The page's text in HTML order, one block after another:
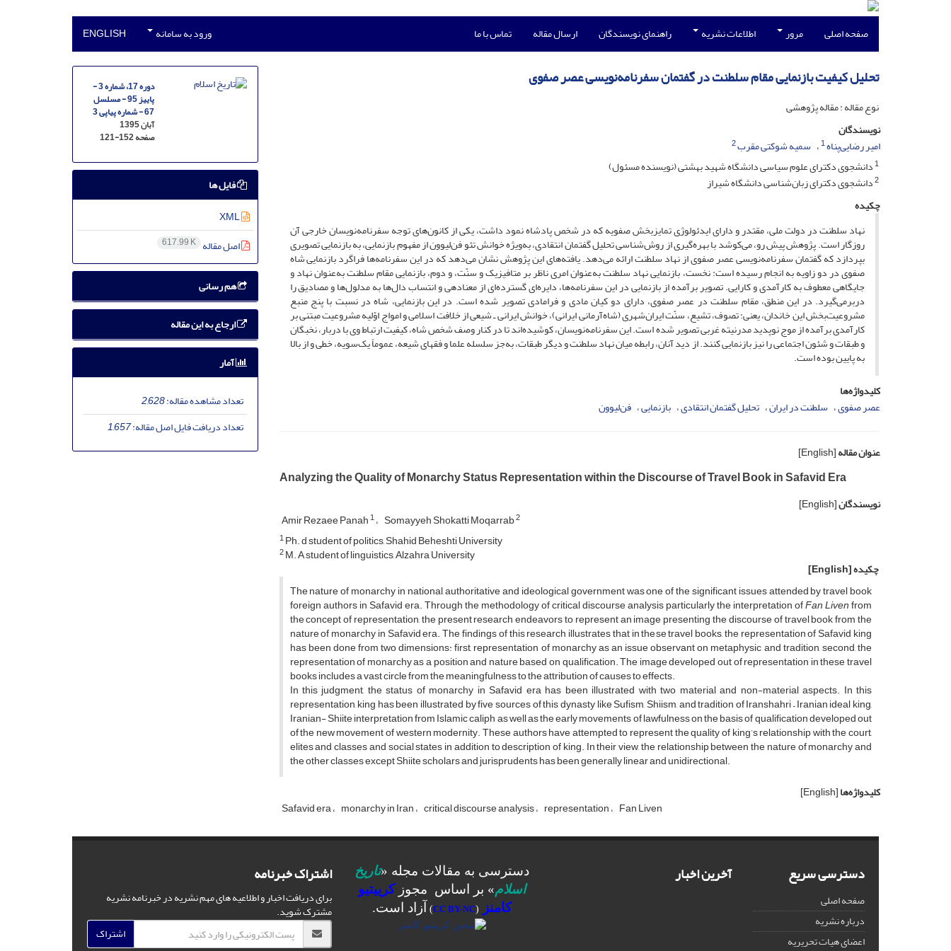
صفحه اصلی مرور اطلاعات نشریه راهنمای نویسندگان ارسال مقاله تماس با ما ورود به سامانه ENGLISH
تحلیل کیفیت بازنمایی مقام سلطنت در گفتمان سفرنامه‌نویسی عصر صفوی
نوع مقاله : مقاله پژوهشی
نویسندگان
امیر رضایی‌پناه1 سمیه شوکتی ‌مقرب2
1دانشجوی دکترای علوم سیاسی دانشگاه شهید بهشتی (نویسنده مسئول)
2دانشجوی دکترای زبان‌شناسی دانشگاه شیراز
چکیده
نهاد سلطنت در دولت ملی، مقتدر و دارای ایدئولوژی تمایزبخش صفویه که در شخص پادشاه نمود داشت، یکی از کانون‌های توجه سفرنامه‌نویسان خارجی آن
روزگار است. پژوهش پیش رو، می‌کوشد با بهره‌گیری از روش‌شناسی تحلیل گفتمان انتقادی، به‌ویژه خوانش تئو فن‌لیوون از مفهوم بازنمایی، به بازنمایی تصویری
بپردازد که گفتمان سفرنامه‌نویسی عصر صفوی از نهاد سلطنت ارائه می‌دهد. یافته‌های این پژوهش نشان می‌دهد که در این سفرنامه‌ها فراگرد بازنمایی شاه
صفوی در دو زاویه به انجام رسیده است: نخست، بازنمایی نهاد سلطنت به‌عنوان امری ناظر بر متافیزیک و سنّت، و دوم، بازنمایی مقام سلطنت به‌عنوان نهاد و
جایگاهی معطوف به کارآمدی و کارایی. تصویر برآمده از بازنمایی در این سفرنامه‌ها، دایره‌ای گسترده‌ای از معنادهی و انتساب دال‌ها به مدلول‌ها و مصادیق را
دربرمی‌گیرد. در این منطق، مقام سلطنت در عصر صفوی، دارای دو کیان مادی و فرامادی تصویر شده است. در این بازنمایی، شاه در نسبت با پنج منبع
مشروعیت‌بخش این خاندان، یعنی: تصوف، تشیع، سنّت ایران‌شهری (شاه‌آرمانی ایرانی)، خوانش ایرانی ـ شیعی از خلافت اسلامی و امواج اوّلیه مشروعیت مبتنی بر
کارآمدی برآمده از موج نوپدید مدرنیته غربی تصویر شده است. این سفرنامه‌نویسان، کوشیده‌اند تا در کنار وصف شخص شاه، کیفیت ارتباط وی با دربار، نخبگان
و طبقات و شئون اجتماعی را نیز بازنمایی کنند. از دید آنان، رابطه میان نهاد سلطنت و دیگر طبقات، به‌جز سلسله علما و فقهای شیعه، عموماً یک‌سویه، خطی و از بالا
به پایین بوده است.
کلیدواژه‌ها
عصر صفوی سلطنت در ایران تحلیل گفتمان انتقادی بازنمایی فن‌لیوون
عنوان مقاله[English]
Analyzing the Quality of Monarchy Status Representation within the Discourse of Travel Book in Safavid Era
نویسندگان[English]
Amir Rezaee Panah1 Somayyeh Shokatti Moqarrab2
1Ph. d student of politics, Shahid Beheshti University
2M. A student of linguistics, Alzahra University
چکیده[English]
The nature of monarchy in national, authoritative and ideological government was one of the significant issues attended by travel book
foreign authors in Safavid era. Through the methodology of critical discourse analysis particularly the interpretation ofFan Livenfrom
the concept of representation, the present research endeavors to represent an image presenting the discourse of travel book from the
nature of monarchy in Safavid era. The findings of this research illustrates that in these travel books, the representation of Safavid king
has been done from two dimensions: first, representation of monarchy as an issue observant on metaphysic and tradition, second, the
representation of monarchy as a position and nature based on qualification. The image developed out of representation in these travel
books includes a vast circle from the meaningfulness to the attribution of causes to effects.
In this judgment, the status of monarchy in Safavid era has been illustrated with two material and non-material aspects. In this
representation, king has been illustrated by five sources of this dynasty like Sufism, Shiism, and tradition of Iranshahri – Iranian ideal king,
Iranian- Shiite interpretation from Islamic caliph as well as the early movements of lawfulness on the basis of qualification developed out
of the new movement of western modernity. These authors have attempted to represent the quality of king’s relationship with the court,
elites and classes and social states in addition to description of king. In their view, the relationship between the nature of monarchy and
the other classes except Shiite scholars and jurisprudents has been generally linear and unidirectional.
کلیدواژه‌ها[English]
Safavid era monarchy in Iran critical discourse analysis representation Fan Liven
دوره 17، شماره 3 -
پاییز 95 - مسلسل
67 - شماره پیاپی 3
آبان 1395
صفحه121-152
فایل ها
XML
اصل مقاله 617.99 K
هم رسانی
ارجاع به این مقاله
آمار
تعداد مشاهده مقاله:2,628
تعداد دریافت فایل اصل مقاله:1,657
دسترسی سریع
صفحه اصلی
درباره نشریه
اعضای هیات تحریریه
آخرین اخبار دسترسی به مقالات مجله «تاریخ
اسلام» بر اساس مجوزکرییتیو
کامنز
(
CC BY-NC
) آزاد است.
اشتراک خبرنامه
برای دریافت اخبار و اطلاعیه های مهم نشریه در خبرنامه نشریه
مشترک شوید.
اشتراک